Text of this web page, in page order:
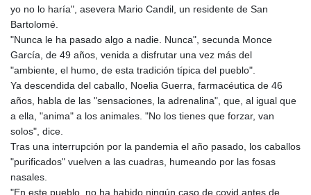
MNT
MOP 9.318746
MRU 46.234691
MUR 54.148043
MVR 17.822046
MWK
1999.741972
MYR 4.717788
MZN 73.723223
yo no lo haría", asevera Mario Candil, un residente de San
Bartolomé.
"Nunca le ha pasado algo a nadie. Nunca", secunda Monce
García, de 49 años, venida a disfrutar una vez más del
"ambiente, el humo, de esta tradición típica del pueblo".
Ya descendida del caballo, Noelia Guerra, farmacéutica de 46
años, habla de las "sensaciones, la adrenalina", que, al igual que
a ella, "anima" a los animales. "No los tienes que forzar, van
solos", dice.
Tras una interrupción por la pandemia el año pasado, los caballos
"purificados" vuelven a las cuadras, humeando por las fosas
nasales.
"En este pueblo, no ha habido ningún caso de covid antes de